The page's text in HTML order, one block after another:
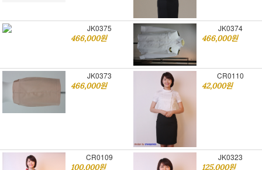
JK0375
466,000원
JK0374
466,000원
JK0373
466,000원
CR0110
42,000원
CR0109
100,000원
JK0323
125,000원